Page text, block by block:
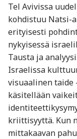
Tel Avivissa
kohdistuu Natsi-
erityisesti
nykyisessä
Tausta ja analyysi
Israelissa
visuaalinen taide
käsitellään
kriittisyyttä. Kun
mittakaavan